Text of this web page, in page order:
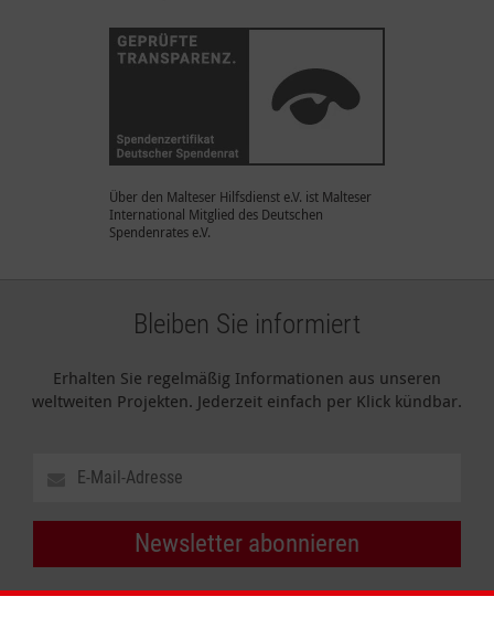
Über den Malteser Hilfsdienst e.V. ist Malteser
International Mitglied des Deutschen
Spendenrates e.V.
Bleiben Sie informiert
Erhalten Sie regelmäßig Informationen aus unseren
weltweiten Projekten. Jederzeit einfach per Klick kündbar.
Newsletter abonnieren